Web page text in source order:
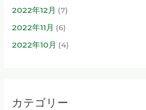
2022年12月 (7)
2022年11月 (6)
2022年10月 (4)
カテゴリー